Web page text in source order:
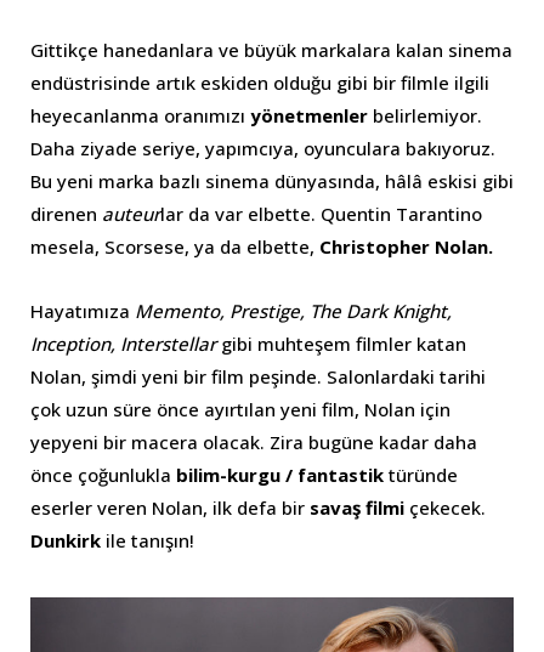
Gittikçe hanedanlara ve büyük markalara kalan sinema
endüstrisinde artık eskiden olduğu gibi bir filmle ilgili
heyecanlanma oranımızı yönetmenler belirlemiyor.
Daha ziyade seriye, yapımcıya, oyunculara bakıyoruz.
Bu yeni marka bazlı sinema dünyasında, hâlâ eskisi gibi
direnen auteurlar da var elbette. Quentin Tarantino
mesela, Scorsese, ya da elbette, Christopher Nolan.
Hayatımıza Memento, Prestige, The Dark Knight,
Inception, Interstellargibi muhteşem filmler katan
Nolan, şimdi yeni bir film peşinde. Salonlardaki tarihi
çok uzun süre önce ayırtılan yeni film, Nolan için
yepyeni bir macera olacak. Zira bugüne kadar daha
önce çoğunlukla bilim-kurgu / fantastik türünde
eserler veren Nolan, ilk defa bir savaş filmi çekecek.
Dunkirk ile tanışın!